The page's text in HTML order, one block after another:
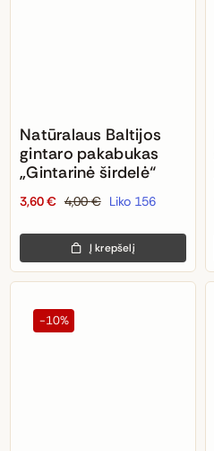
Natūralaus Baltijos
gintaro pakabukas
„Gintarinė širdelė“
4,00€
Original
was:
4,00 €.
3,60€
Current
is:
3,60 €.
Liko 156
Į krepšelį
-10%